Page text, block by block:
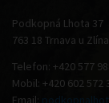
Podkopná Lhota 37
763 18 Trnava u Zlína
Telefon: +420 577
Mobil: +420 602 572
Email: